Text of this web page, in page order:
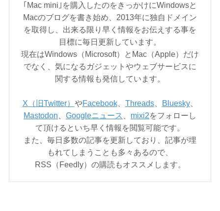
｢Mac mini｣を購入したのをきっかけにWindowsと
Macのブログを書き始め、2013年に独自ドメイン
を取得し、出来る限り早く情報をお伝えする事を
目標に毎日更新しています。
現在はWindows（Microsoft）とMac（Apple）だけ
でなく、気になるガジェットやウェブサービスに
関する情報も発信しています。
X（旧Twitter） やFacebook、 Threads、 Bluesky、
Mastodon
Googleニュース mixi2をフォローし
て頂けるといち早く情報を閲覧可能です。
また、毎日多数の記事を更新しており、記事が埋
もれてしまうことも多々あるので、
RSS（Feedly）の購読もオススメします。